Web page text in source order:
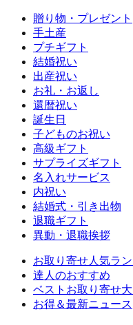
贈り物・プレゼント
手土産
プチギフト
結婚祝い
出産祝い
お礼・お返し
還暦祝い
誕生日
子どものお祝い
高級ギフト
サプライズギフト
名入れサービス
内祝い
結婚式・引き出物
退職ギフト
異動・退職挨拶
お取り寄せ人気ラ
達人のおすすめ
ベストお取り寄せ
お得＆最新ニュース